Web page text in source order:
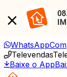
WhatsApp
Televendas
Baixe o App